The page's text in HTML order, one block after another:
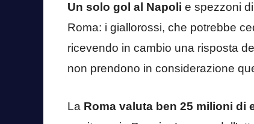
Un solo gol al Napoli e spezzoni
Roma: i giallorossi, che potrebbe
ricevendo in cambio una risposta
non prendono in considerazione
La Roma valuta ben 25 milioni di